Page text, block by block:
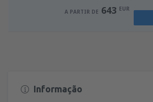
A PARTIR DE 643 EUR
Informação